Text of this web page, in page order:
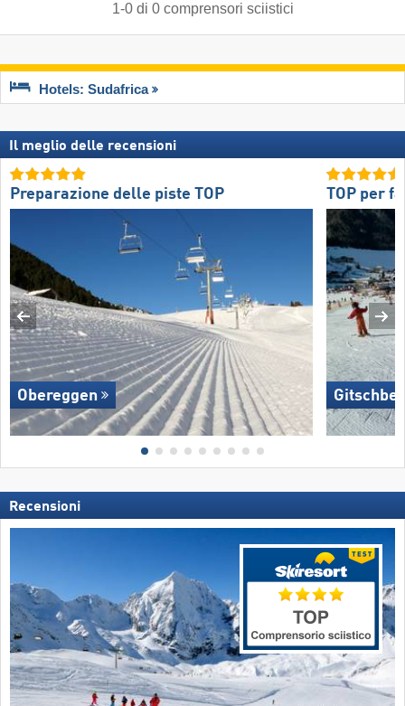
1-0di 0 comprensori sciistici
Hotels: Sudafrica
Il meglio delle recensioni
Preparazione delle piste TOP
Obereggen
TOP per
Recensioni